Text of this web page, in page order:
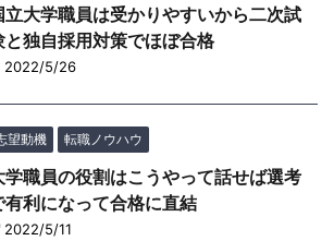
立大学職員は受かりやすいから二次試
と独自採用対策でほぼ合格
2022/5/26
望動機 転職ノウハウ
学職員の役割はこうやって話せば選考
有利になって合格に直結
2022/5/11